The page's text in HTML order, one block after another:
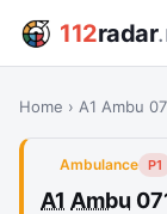
112radar
Home › A1 Ambu
Ambulance P1
A1 Ambu